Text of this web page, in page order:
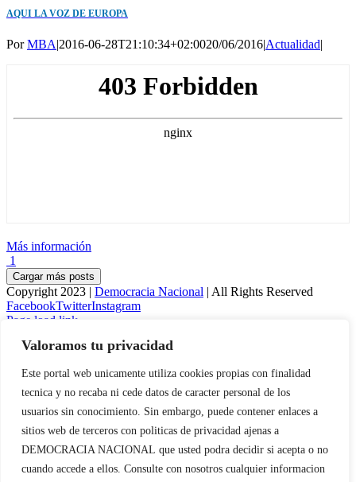
Valoramos tu privacidad
Este portal web unicamente utiliza cookies propias con finalidad
tecnica y no recaba ni cede datos de caracter personal de los
usuarios sin conocimiento. Sin embargo, puede contener enlaces a
sitios web de terceros con politicas de privacidad ajenas a
DEMOCRACIA NACIONAL que usted podra decidir si acepta o no
cuando accede a ellos. Consulte con nosotros cualquier informacion
AQUI LA VOZ DE EUROPA
PorMBA|2016-06-28T21:10:34+02:0020/06/2016|Actualidad|
Más información
1
Cargar más posts
Copyright 2023 | Democracia Nacional | All Rights Reserved
FacebookTwitterInstagram
Page load link
Warning: Undefined variable $visibility_homepage in
sharebar/kn_mobile_sharebar.phpon line71
Warning
: Undefined variable $visibility_page in
/home/demopwcr/public_html/wp-content/plugins/kn-mobile-
sharebar/kn_mobile_sharebar.php on line71
Utilizamos cookies propias y de terceros para garantizar el
funcionamiento de la web, medir su uso y mejorar nuestros